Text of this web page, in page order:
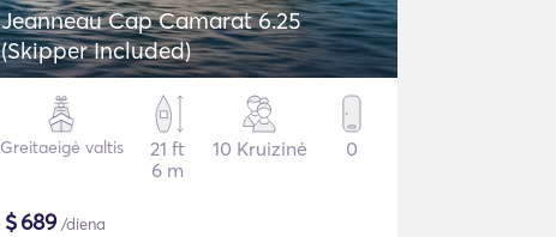
Jeanneau Cap Camarat 6.25
(Skipper Included)
Greitaeigė valtis
21 ft
6 m
10 Kruizinė 0
$689/diena